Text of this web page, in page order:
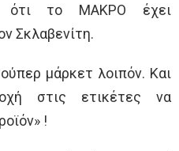
ότι το ΜΑΚΡΟ έχει
Σκλαβενίτη.
μάρκετ λοιπόν. Και
στις ετικέτες να
!